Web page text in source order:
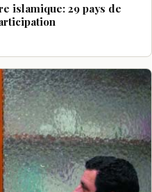
islamique: 29 pays de